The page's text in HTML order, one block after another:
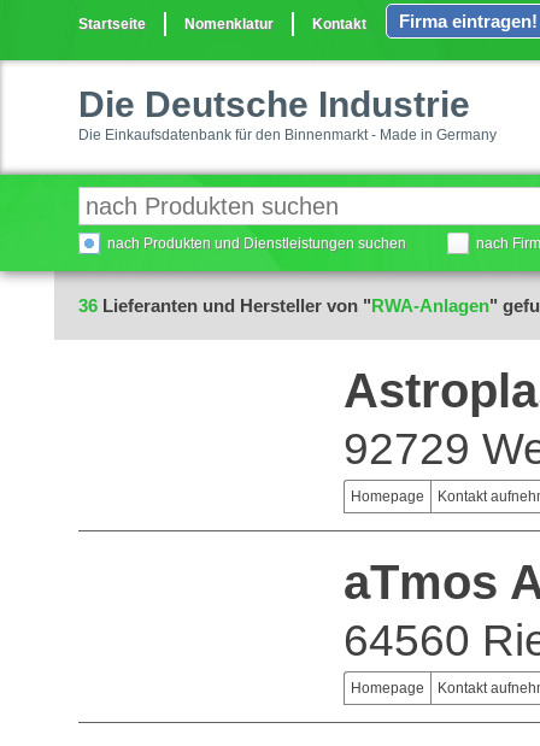
Startseite Nomenklatur Kontakt Firma eintragen!
Die Deutsche Industrie
Die Einkaufsdatenbank für den Binnenmarkt - Made in Germany
nach Produkten und Dienstleistungen suchen nach
36 Lieferanten und Hersteller von "RWA-Anlagen"
92729
Homepage Kontakt
aTmos
64560
Homepage Kontakt